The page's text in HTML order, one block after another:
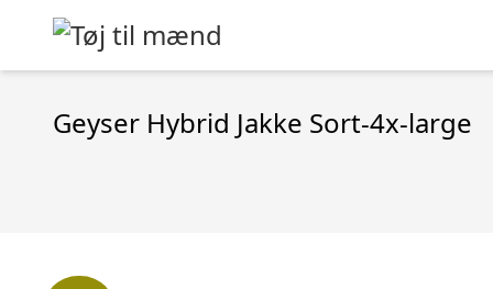
Geyser Hybrid Jakke Sort-4x-large